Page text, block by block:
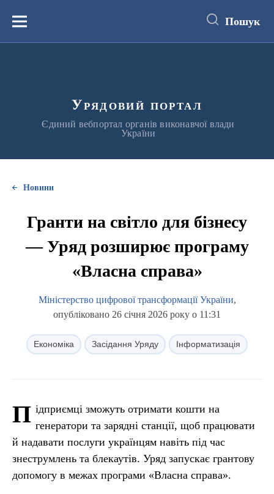
вмістуМеню Пошук
Урядовий портал
Єдиний вебпортал органів виконавчої влади
України
Новини
Гранти на світло для бізнесу
— Уряд розширює програму
«Власна справа»
Міністерство цифрової трансформації України,
опубліковано 26 січня 2026 року о 11:31
Економіка Засідання Уряду Інформатизація
П ідприємці зможуть отримати кошти на
генератори та зарядні станції, щоб працювати
й надавати послуги українцям навіть під час
знеструмлень та блекаутів. Уряд запускає грантову
допомогу в межах програми «Власна справа».